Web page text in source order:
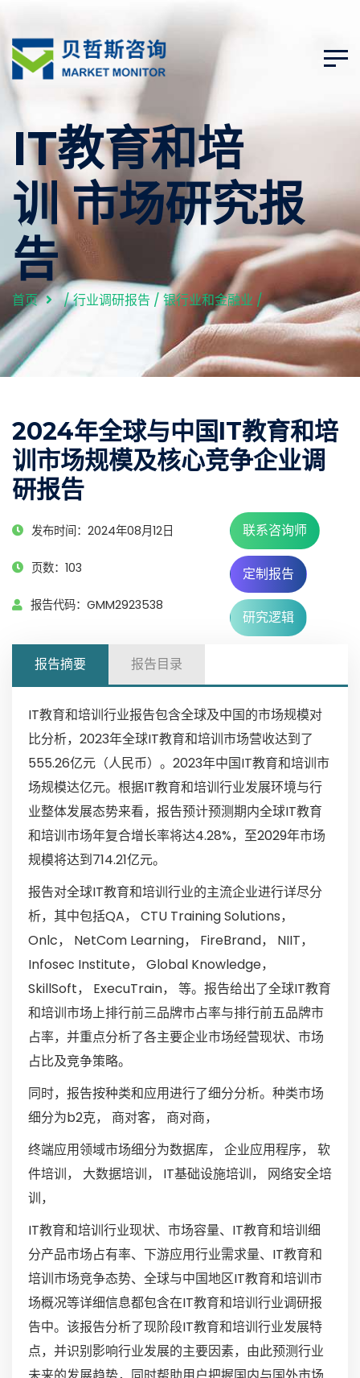
IT教育和培
训 市场研究报
告
首页 /行业调研报告 / 银行业和金融业 /
2024年全球与中国IT教育和培
训市场规模及核心竞争企业调
研报告
发布时间：2024年08月12日
页数：103
报告代码：GMM2923538
联系咨询师
定制报告
研究逻辑
报告摘要 报告目录
IT教育和培训行业报告包含全球及中国的市场规模对
比分析，2023年全球IT教育和培训市场营收达到了
555.26亿元（人民币）。2023年中国IT教育和培训市
场规模达亿元。根据IT教育和培训行业发展环境与行
业整体发展态势来看，报告预计预测期内全球IT教育
和培训市场年复合增长率将达4.28%，至2029年市场
规模将达到714.21亿元。
报告对全球IT教育和培训行业的主流企业进行详尽分
析，其中包括QA， CTU Training Solutions，
Onlc， NetCom Learning， FireBrand， NIIT，
Infosec Institute， Global Knowledge，
SkillSoft， ExecuTrain， 等。报告给出了全球IT教育
和培训市场上排行前三品牌市占率与排行前五品牌市
占率，并重点分析了各主要企业市场经营现状、市场
占比及竞争策略。
同时，报告按种类和应用进行了细分分析。种类市场
细分为b2克， 商对客， 商对商，
终端应用领域市场细分为数据库， 企业应用程序， 软
件培训， 大数据培训， IT基础设施培训， 网络安全培
训，
IT教育和培训行业现状、市场容量、IT教育和培训细
分产品市场占有率、下游应用行业需求量、IT教育和
培训市场竞争态势、全球与中国地区IT教育和培训市
场概况等详细信息都包含在IT教育和培训行业调研报
告中。该报告分析了现阶段IT教育和培训行业发展特
点，并识别影响行业发展的主要因素，由此预测行业